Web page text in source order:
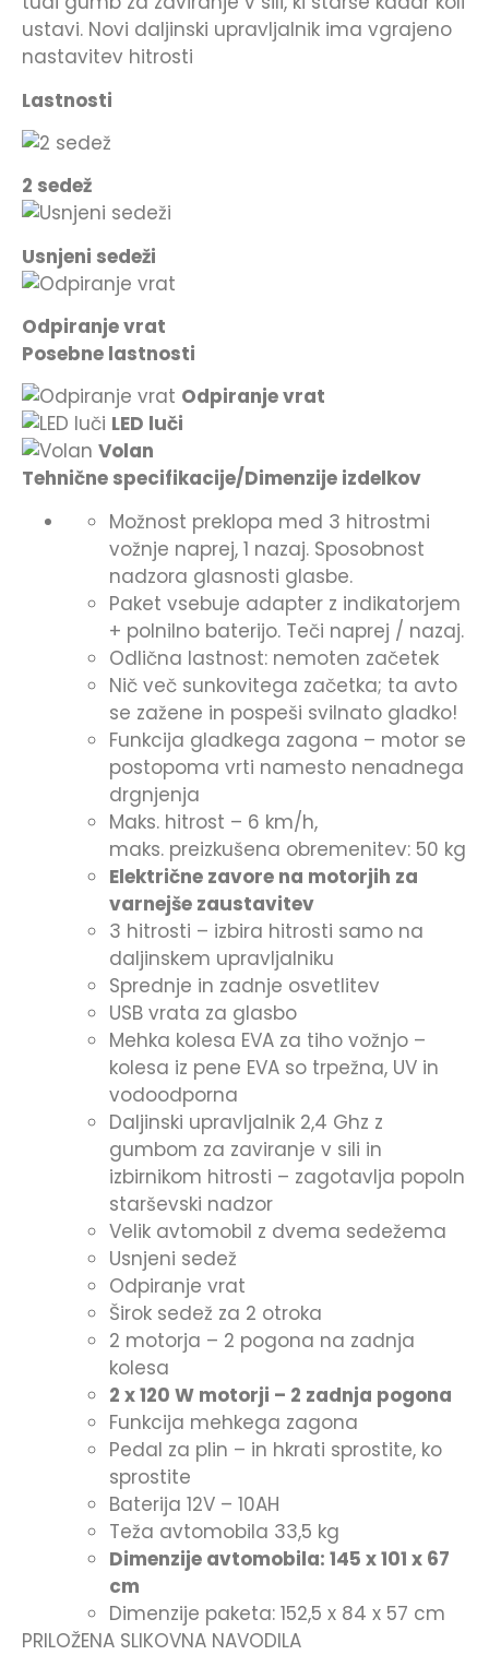
ustavi. Novi daljinski upravljalnik ima vgrajeno
nastavitev hitrosti
Lastnosti
2 sedež
Usnjeni sedeži
Odpiranje vrat
Posebne lastnosti
Odpiranje vrat
LED luči
Volan
Tehnične specifikacije/Dimenzije izdelkov
Možnost preklopa med 3 hitrostmi
vožnje naprej, 1 nazaj. Sposobnost
nadzora glasnosti glasbe.
Paket vsebuje adapter z indikatorjem
+ polnilno baterijo. Teči naprej / nazaj.
Odlična lastnost: nemoten začetek
Nič več sunkovitega začetka; ta avto
se zažene in pospeši svilnato gladko!
Funkcija gladkega zagona – motor se
postopoma vrti namesto nenadnega
drgnjenja
Maks. hitrost – 6 km/h,
maks. preizkušena obremenitev: 50 kg
Električne zavore na motorjih za
varnejše zaustavitev
3 hitrosti – izbira hitrosti samo na
daljinskem upravljalniku
Sprednje in zadnje osvetlitev
USB vrata za glasbo
Mehka kolesa EVA za tiho vožnjo –
kolesa iz pene EVA so trpežna, UV in
vodoodporna
Daljinski upravljalnik 2,4 Ghz z
gumbom za zaviranje v sili in
izbirnikom hitrosti – zagotavlja popoln
starševski nadzor
Velik avtomobil z dvema sedežema
Usnjeni sedež
Odpiranje vrat
Širok sedež za 2 otroka
2 motorja – 2 pogona na zadnja
kolesa
2 x 120 W motorji – 2 zadnja pogona
Funkcija mehkega zagona
Pedal za plin – in hkrati sprostite, ko
sprostite
Baterija 12V – 10AH
Teža avtomobila 33,5 kg
Dimenzije avtomobila: 145 x 101 x 67
cm
Dimenzije paketa: 152,5 x 84 x 57 cm
PRILOŽENA SLIKOVNA NAVODILA